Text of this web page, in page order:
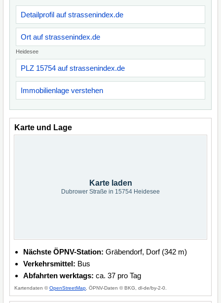
Detailprofil auf strassenindex.de
Ort auf strassenindex.de
Heidesee
PLZ 15754 auf strassenindex.de
Immobilienlage verstehen
Karte und Lage
Karte laden
Dubrower Straße in 15754 Heidesee
Nächste ÖPNV-Station: Gräbendorf, Dorf (342 m)
Verkehrsmittel: Bus
Abfahrten werktags: ca. 37 pro Tag
Kartendaten ©OpenStreetMap , ÖPNV-Daten © BKG, dl-de/by-2-0.